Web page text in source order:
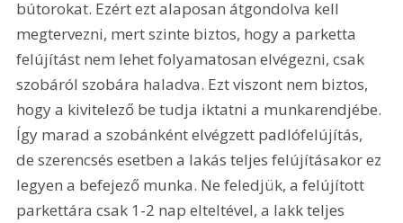
bútorokat. Ezért ezt alaposan átgondolva kell
megtervezni, mert szinte biztos, hogy a parketta
felújítást nem lehet folyamatosan elvégezni, csak
szobáról szobára haladva. Ezt viszont nem biztos,
hogy a kivitelező be tudja iktatni a munkarendjébe.
Így marad a szobánként elvégzett padlófelújítás,
de szerencsés esetben a lakás teljes felújításakor ez
legyen a befejező munka. Ne feledjük, a felújított
parkettára csak 1-2 nap elteltével, a lakk teljes